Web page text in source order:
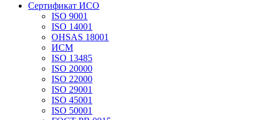
Сертификат ИСО
ISO 9001
ISO 14001
OHSAS 18001
ИСМ
ISO 13485
ISO 20000
ISO 22000
ISO 29001
ISO 45001
ISO 50001